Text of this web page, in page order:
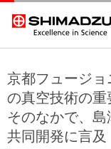
京都フュージ
の真空技術の重
そのなかで、
共同開発に言及